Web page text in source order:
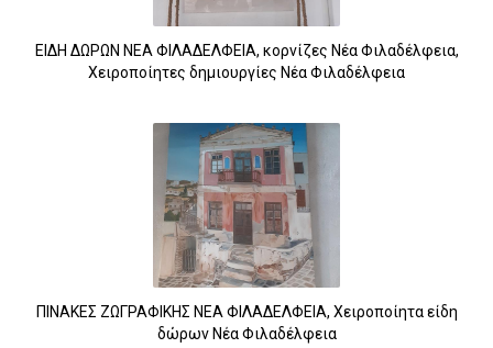
ΕΙΔΗ ΔΩΡΩΝ ΝΕΑ ΦΙΛΑΔΕΛΦΕΙΑ, κορνίζες Νέα Φιλαδέλφεια,
Χειροποίητες δημιουργίες Νέα Φιλαδέλφεια
ΠΙΝΑΚΕΣ ΖΩΓΡΑΦΙΚΗΣ ΝΕΑ ΦΙΛΑΔΕΛΦΕΙΑ, Χειροποίητα είδη
δώρων Νέα Φιλαδέλφεια